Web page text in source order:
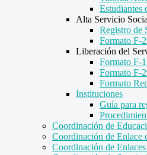
Estudiantes
Alta Servicio
Registro de
Formato F-
Liberación del
Formato F-
Formato F-
Formato
Instituciones
Guía para
Coordinación de
Coordinación de Enlace
Coordinación de